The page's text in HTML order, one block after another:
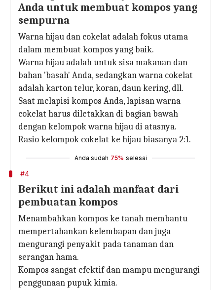
Anda untuk membuat kompos yang
sempurna
Warna hijau dan cokelat adalah fokus utama
dalam membuat kompos yang baik.
Warna hijau adalah untuk sisa makanan dan
bahan 'basah' Anda, sedangkan warna cokelat
adalah karton telur, koran, daun kering, dll.
Saat melapisi kompos Anda, lapisan warna
cokelat harus diletakkan di bagian bawah
dengan kelompok warna hijau di atasnya.
Rasio kelompok cokelat ke hijau biasanya 2:1.
Anda sudah 75% selesai
#4
Berikut ini adalah manfaat dari
pembuatan kompos
Menambahkan kompos ke tanah membantu
mempertahankan kelembapan dan juga
mengurangi penyakit pada tanaman dan
serangan hama.
Kompos sangat efektif dan mampu mengurangi
penggunaan pupuk kimia.